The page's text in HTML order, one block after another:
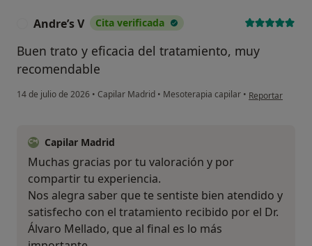
Andre’s V Cita verificada
Buen trato y eficacia del tratamiento, muy
recomendable
14 de julio de 2026 • Capilar Madrid • Mesoterapia capilar • en opinión del
Reportar
Capilar Madrid
Muchas gracias por tu valoración y por
compartir tu experiencia.
Nos alegra saber que te sentiste bien atendido y
satisfecho con el tratamiento recibido por el Dr.
Álvaro Mellado, que al final es lo más